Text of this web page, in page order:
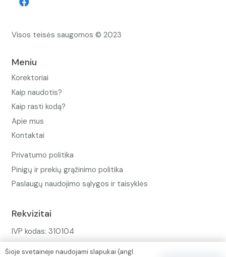
Visos teisės saugomos © 2023
Meniu
Korektoriai
Kaip naudotis?
Kaip rasti kodą?
Apie mus
Kontaktai
Privatumo politika
Pinigų ir prekių grąžinimo politika
Paslaugų naudojimo sąlygos ir taisyklės
Rekvizitai
IVP kodas: 310104
Šioje svetainėje naudojami slapukai (angl.